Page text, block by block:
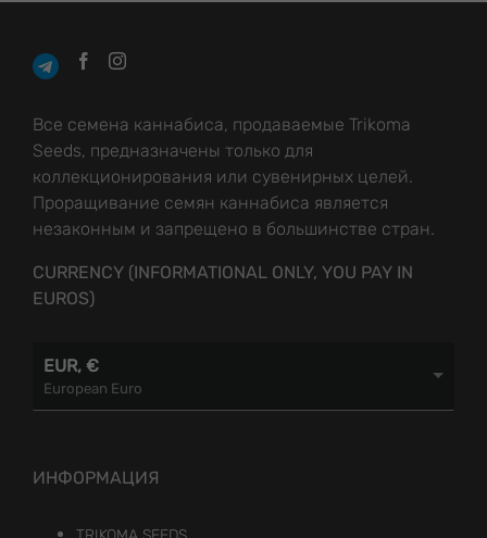
Все семена каннабиса, продаваемые Trikoma
Seeds, предназначены только для
коллекционирования или сувенирных целей.
Проращивание семян каннабиса является
незаконным и запрещено в большинстве стран.
CURRENCY (INFORMATIONAL ONLY, YOU PAY IN
EUROS)
EUR, €
European Euro
ИНФОРМАЦИЯ